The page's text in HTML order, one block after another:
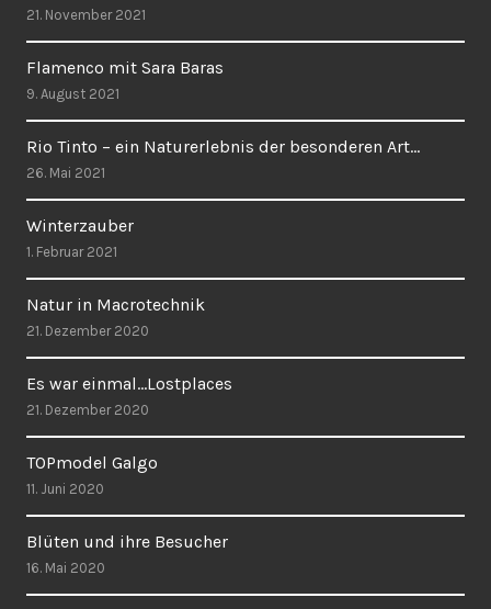
21. November 2021
Flamenco mit Sara Baras
9. August 2021
Rio Tinto – ein Naturerlebnis der besonderen Art…
26. Mai 2021
Winterzauber
1. Februar 2021
Natur in Macrotechnik
21. Dezember 2020
Es war einmal…Lostplaces
21. Dezember 2020
TOPmodel Galgo
11. Juni 2020
Blüten und ihre Besucher
16. Mai 2020